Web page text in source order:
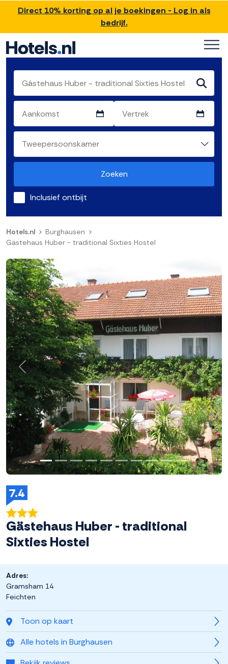
Direct 10% korting op al je boekingen - Log in als
bedrijf.
Zoeken
Inclusief ontbijt
Hotels.nl
Burghausen
Gästehaus Huber - traditional Sixties Hostel
7.4
Gästehaus Huber - traditional
Sixties Hostel
Toon op kaart
Alle hotels in Burghausen
Adres:
Gramsham 14
Feichten